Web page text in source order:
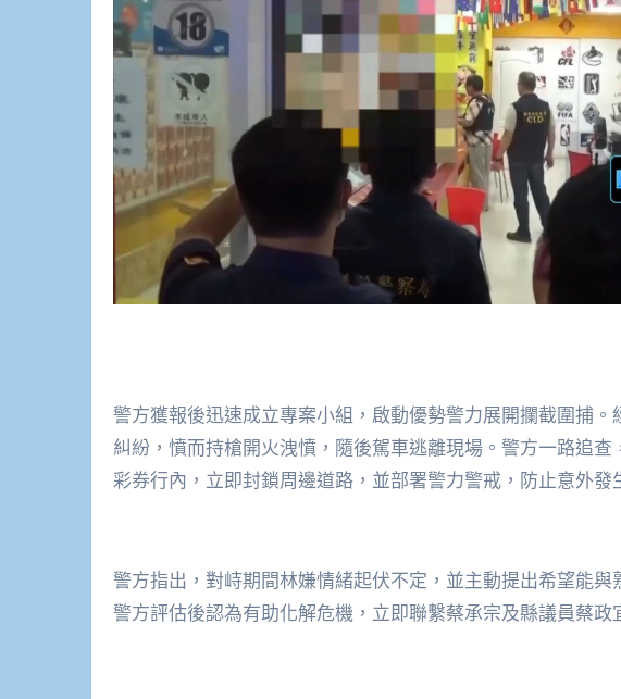
警方獲報後迅速成立專案小組，啟動優勢警力展開攔截圍捕
糾紛，憤而持槍開火洩憤，隨後駕車逃離現場。警方一路追
彩券行內，立即封鎖周邊道路，並部署警力警戒，防止意外發
警方指出，對峙期間林嫌情緒起伏不定，並主動提出希望能與
警方評估後認為有助化解危機，立即聯繫蔡承宗及縣議員蔡政